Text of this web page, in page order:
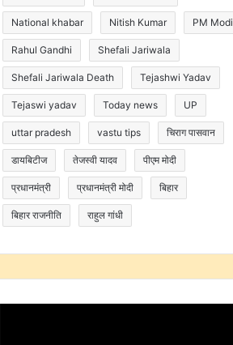
National khabar Nitish Kumar PM Modi
Rahul Gandhi Shefali Jariwala
Shefali Jariwala Death Tejashwi Yadav
Tejaswi yadav Today news UP
uttar pradesh vastu tips चिराग पासवान
डायबिटीज तेजस्वी यादव पीएम मोदी
प्रधानमंत्री प्रधानमंत्री मोदी बिहार
बिहार राजनीति राहुल गांधी